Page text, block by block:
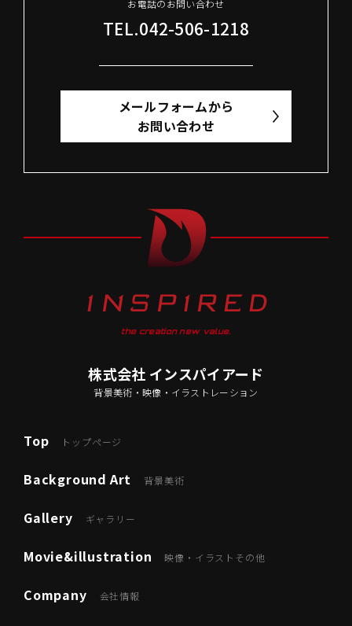
お電話のお問い合わせ
TEL.042-506-1218
メールフォームから
お問い合わせ
the creation new value.
株式会社 インスパイアード
背景美術・映像・イラストレーション
Top トップページ
Background Art 背景美術
Gallery ギャラリー
Movie&illustration 映像・イラストその他
Company 会社情報